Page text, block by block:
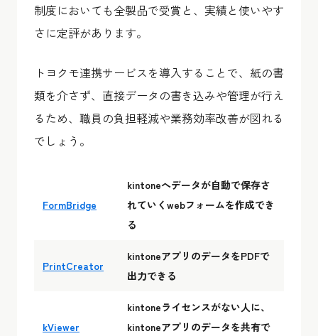
制度においても全製品で受賞と、実績と使いやす
さに定評があります。
トヨクモ連携サービスを導入することで、紙の書
類を介さず、直接データの書き込みや管理が行え
るため、職員の負担軽減や業務効率改善が図れる
でしょう。
FormBridge
kintoneへデータが自動で保存さ
れていくwebフォームを作成でき
る
PrintCreator
kintoneアプリのデータをPDFで
出力できる
kViewer
kintoneライセンスがない人に、
kintoneアプリのデータを共有で